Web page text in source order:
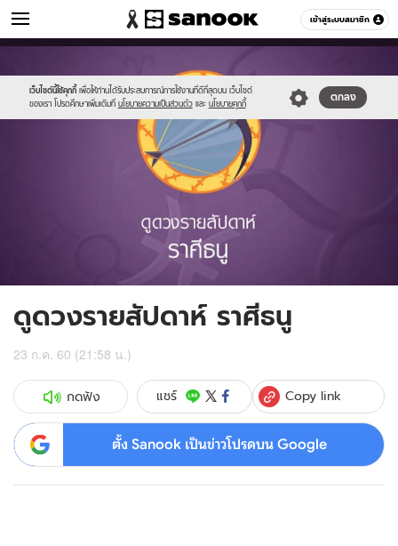
เข้าสู่ระบบสมาชิก
ดูดวง หมวดอื่นๆ
เว็บไซต์นี้ใช้คุกกี้ เพื่อให้ท่านได้รับประสบการณ์การใช้งานที่ดีที่สุดบน เว็บไซต์
ของเรา โปรดศึกษาเพิ่มเติมที่ นโยบายความเป็นส่วนตัว และ นโยบายคุกกี้
ตกลง
new-
sanook.png
ดูดวงรายสัปดาห์ ราศีธนู
23 ก.ค. 60 (21:58 น.)
กดฟัง แชร์ Copy link
ตั้ง Sanook เป็นข่าวโปรดบน Google